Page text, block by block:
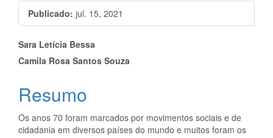
Publicado: jul. 15, 2021
Conteúdo
do
artigo
principal
Sara Letícia Bessa
Camila Rosa Santos Souza
Resumo
Os anos 70 foram marcados por movimentos sociais e de
cidadania em diversos países do mundo e muitos foram os